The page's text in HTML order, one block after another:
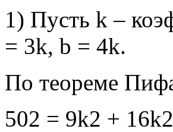
1) Пусть k –
= 3k, b = 4k.
По теореме
502 = 9k2 +